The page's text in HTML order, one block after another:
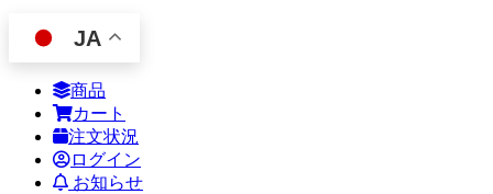
JA
商品
カート
注文状況
ログイン
お知らせ